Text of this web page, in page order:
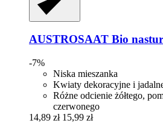
AUSTROSAAT Bio
-7%
Niska mieszanka
Kwiaty dekoracyjne i
Różne odcienie żółtego,
czerwonego
14,89 zł 15,99 zł